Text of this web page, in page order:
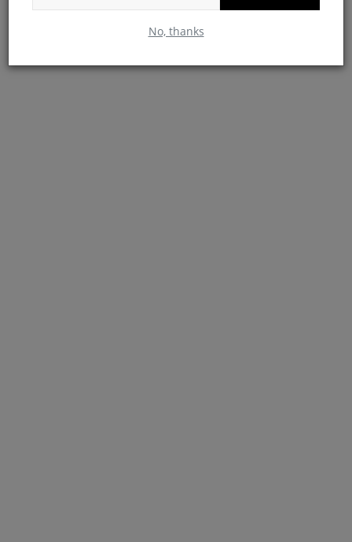
No, thanks
FACEBOOK COMMENTS